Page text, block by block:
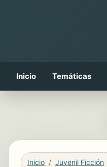
Inicio Temáticas
Inicio Juvenil Ficción